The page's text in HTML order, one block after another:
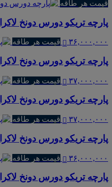
قیمت هر طاقه
پارچه تریکو دورس دونخ
۳۶,۰۰۰,۰۰۰ قیمت هر طاقه
پارچه تریکو دورس دونخ
۳۷,۰۰۰,۰۰۰ قیمت هر طاقه
پارچه تریکو دورس دونخ
۳۷,۰۰۰,۰۰۰ قیمت هر طاقه
پارچه تریکو دورس دونخ
۳۶,۰۰۰,۰۰۰ قیمت هر طاقه
پارچه تریکو دورس دونخ